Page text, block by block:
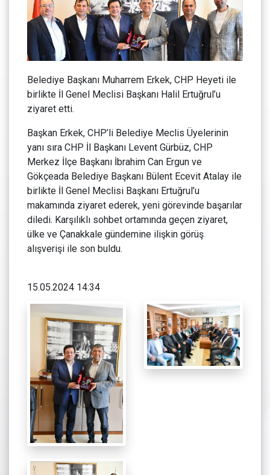
Belediye Başkanı Muharrem Erkek, CHP Heyeti ile
birlikte İl Genel Meclisi Başkanı Halil Ertuğrul’u
ziyaret etti.
Başkan Erkek, CHP’li Belediye Meclis Üyelerinin
yanı sıra CHP İl Başkanı Levent Gürbüz, CHP
Merkez İlçe Başkanı İbrahim Can Ergun ve
Gökçeada Belediye Başkanı Bülent Ecevit Atalay ile
birlikte İl Genel Meclisi Başkanı Ertuğrul’u
makamında ziyaret ederek, yeni görevinde başarılar
diledi. Karşılıklı sohbet ortamında geçen ziyaret,
ülke ve Çanakkale gündemine ilişkin görüş
alışverişi ile son buldu.
15.05.2024 14:34